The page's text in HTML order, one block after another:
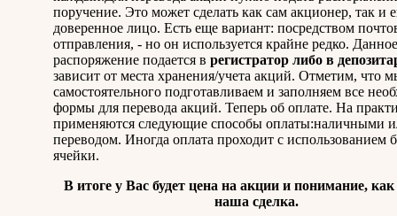
поручение. Это может сделать как сам акционер, так и
доверенное лицо. Есть еще вариант: посредством
отправления, - но он используется крайне редко. Данное
распоряжение подается в регистратор либо в
зависит от места хранения/учета акций. Отметим, что
самостоятельного подготавливаем и заполняем все
формы для перевода акций. Теперь об оплате. На
применяются следующие способы оплаты:наличными
переводом. Иногда оплата проходит с использованием
ячейки.
В итоге у Вас будет цена на акции и понимание,
наша сделка.